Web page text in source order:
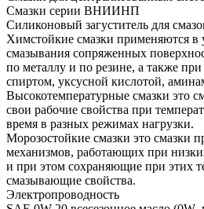
Смазки серии ВНИИНП
Силиконовый загуститель для
Химстойкие смазки применяются в
смазывания сопряженных
по металлу и по резине, а также при
спиртом, уксусной кислотой,
Высокотемпературные смазки это
свои рабочие свойства при
время в разных режимах нагрузки.
Морозостойкие смазки это смазки
механизмов, работающих при
и при этом сохраняющие при этих
смазывающие свойства.
Электропроводность